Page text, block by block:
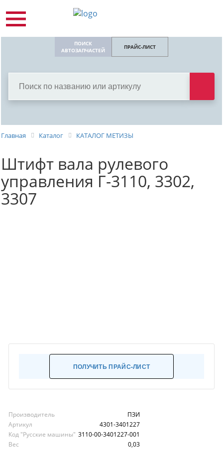
ПОИСК
АВТОЗАПЧАСТЕЙ
ПРАЙС-ЛИСТ
Главная Каталог КАТАЛОГ МЕТИЗЫ
Штифт вала рулевого
управления Г-3110, 3302,
3307
ПОЛУЧИТЬ ПРАЙС-ЛИСТ
Производитель
ПЗИ
Артикул
4301-3401227
Код "Русские машины" 3110-00-3401227-001
Вес
0,03